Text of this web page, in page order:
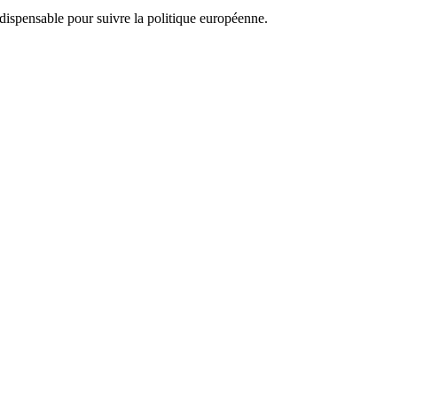
pour suivre la politique européenne.